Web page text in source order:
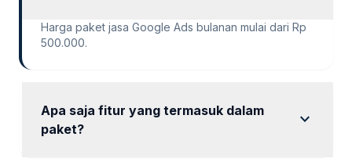
Harga paket jasa Google Ads bulanan mulai dari Rp
500.000.
Apa saja fitur yang termasuk dalam
paket?
expand_more